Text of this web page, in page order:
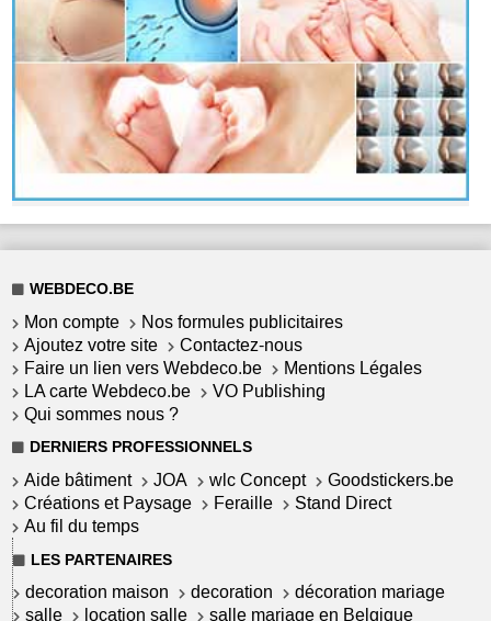
WEBDECO.BE
Mon compte
Nos formules publicitaires
Ajoutez votre site
Contactez-nous
Faire un lien vers Webdeco.be
Mentions Légales
LA carte Webdeco.be
VO Publishing
Qui sommes nous ?
DERNIERS PROFESSIONNELS
Aide bâtiment JOA wlc Concept
Goodstickers.be
Créations et Paysage
Feraille
Stand Direct
Au fil du temps
LES PARTENAIRES
decoration maison decoration
décoration mariage
salle
location salle salle mariage en Belgique